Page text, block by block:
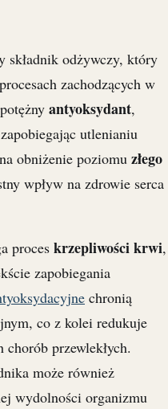
składnik odżywczy, który
zachodzących w
antyoksydant,
utlenianiu
obniżenie poziomu złego
wpływ na zdrowie serca
proces krzepliwości krwi,
zapobiegania
chronią
co z kolei redukuje
przewlekłych.
może również
wydolności organizmu